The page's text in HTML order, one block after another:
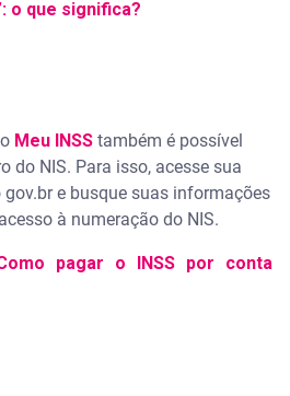
o que significa?
Meu INSS também é possível
do NIS. Para isso, acesse sua
e busque suas informações
à numeração do NIS.
pagar o INSS por conta